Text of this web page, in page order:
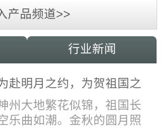
GENESYS™ 40/50
产品频道>>
行业新闻
赴明月之约，为贺祖国之
，科亚祝家国和融事事
！
州大地繁花似锦，祖国长
乐曲如潮。金秋的圆月照